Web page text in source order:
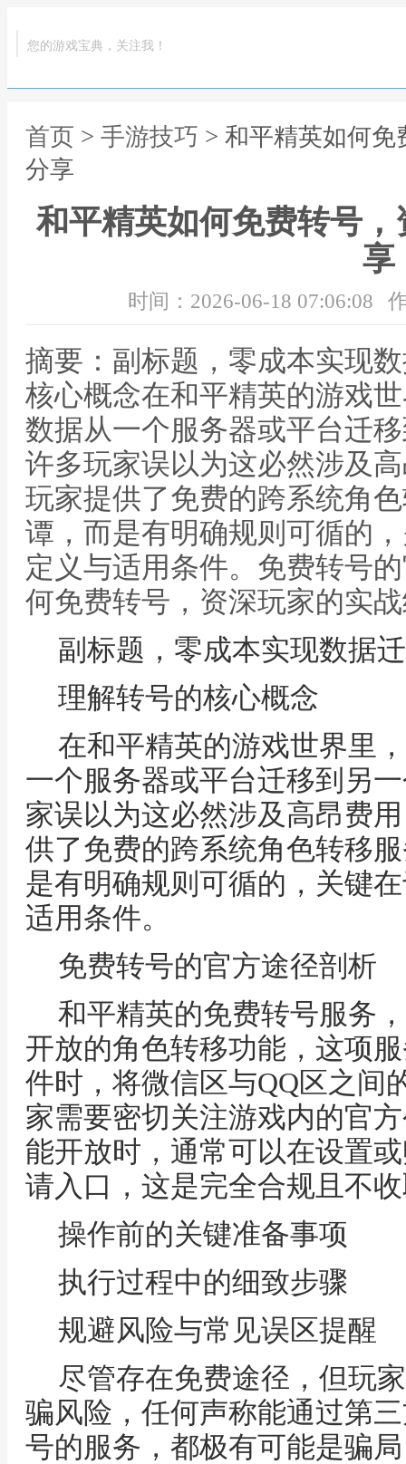
您的游戏宝典，关注我！
首页 > 手游技巧 > 和平精英如何
分享
和平精英如何免费转号
享
时间：2026-06-18 07:06:08
摘要：副标题，零成本实现
核心概念在和平精英的游戏
数据从一个服务器或平台迁
许多玩家误以为这必然涉及
玩家提供了免费的跨系统角
谭，而是有明确规则可循的
定义与适用条件。免费转号
何免费转号，资深玩家的实
副标题，零成本实现数据
理解转号的核心概念
在和平精英的游戏世界里
一个服务器或平台迁移到另
家误以为这必然涉及高昂费
供了免费的跨系统角色转移
是有明确规则可循的，关键
适用条件。
免费转号的官方途径剖析
和平精英的免费转号服务
开放的角色转移功能，这项
件时，将微信区与QQ区之间
家需要密切关注游戏内的官
能开放时，通常可以在设置
请入口，这是完全合规且不
操作前的关键准备事项
执行过程中的细致步骤
规避风险与常见误区提醒
尽管存在免费途径，但玩
骗风险，任何声称能通过第
号的服务，都极有可能是骗